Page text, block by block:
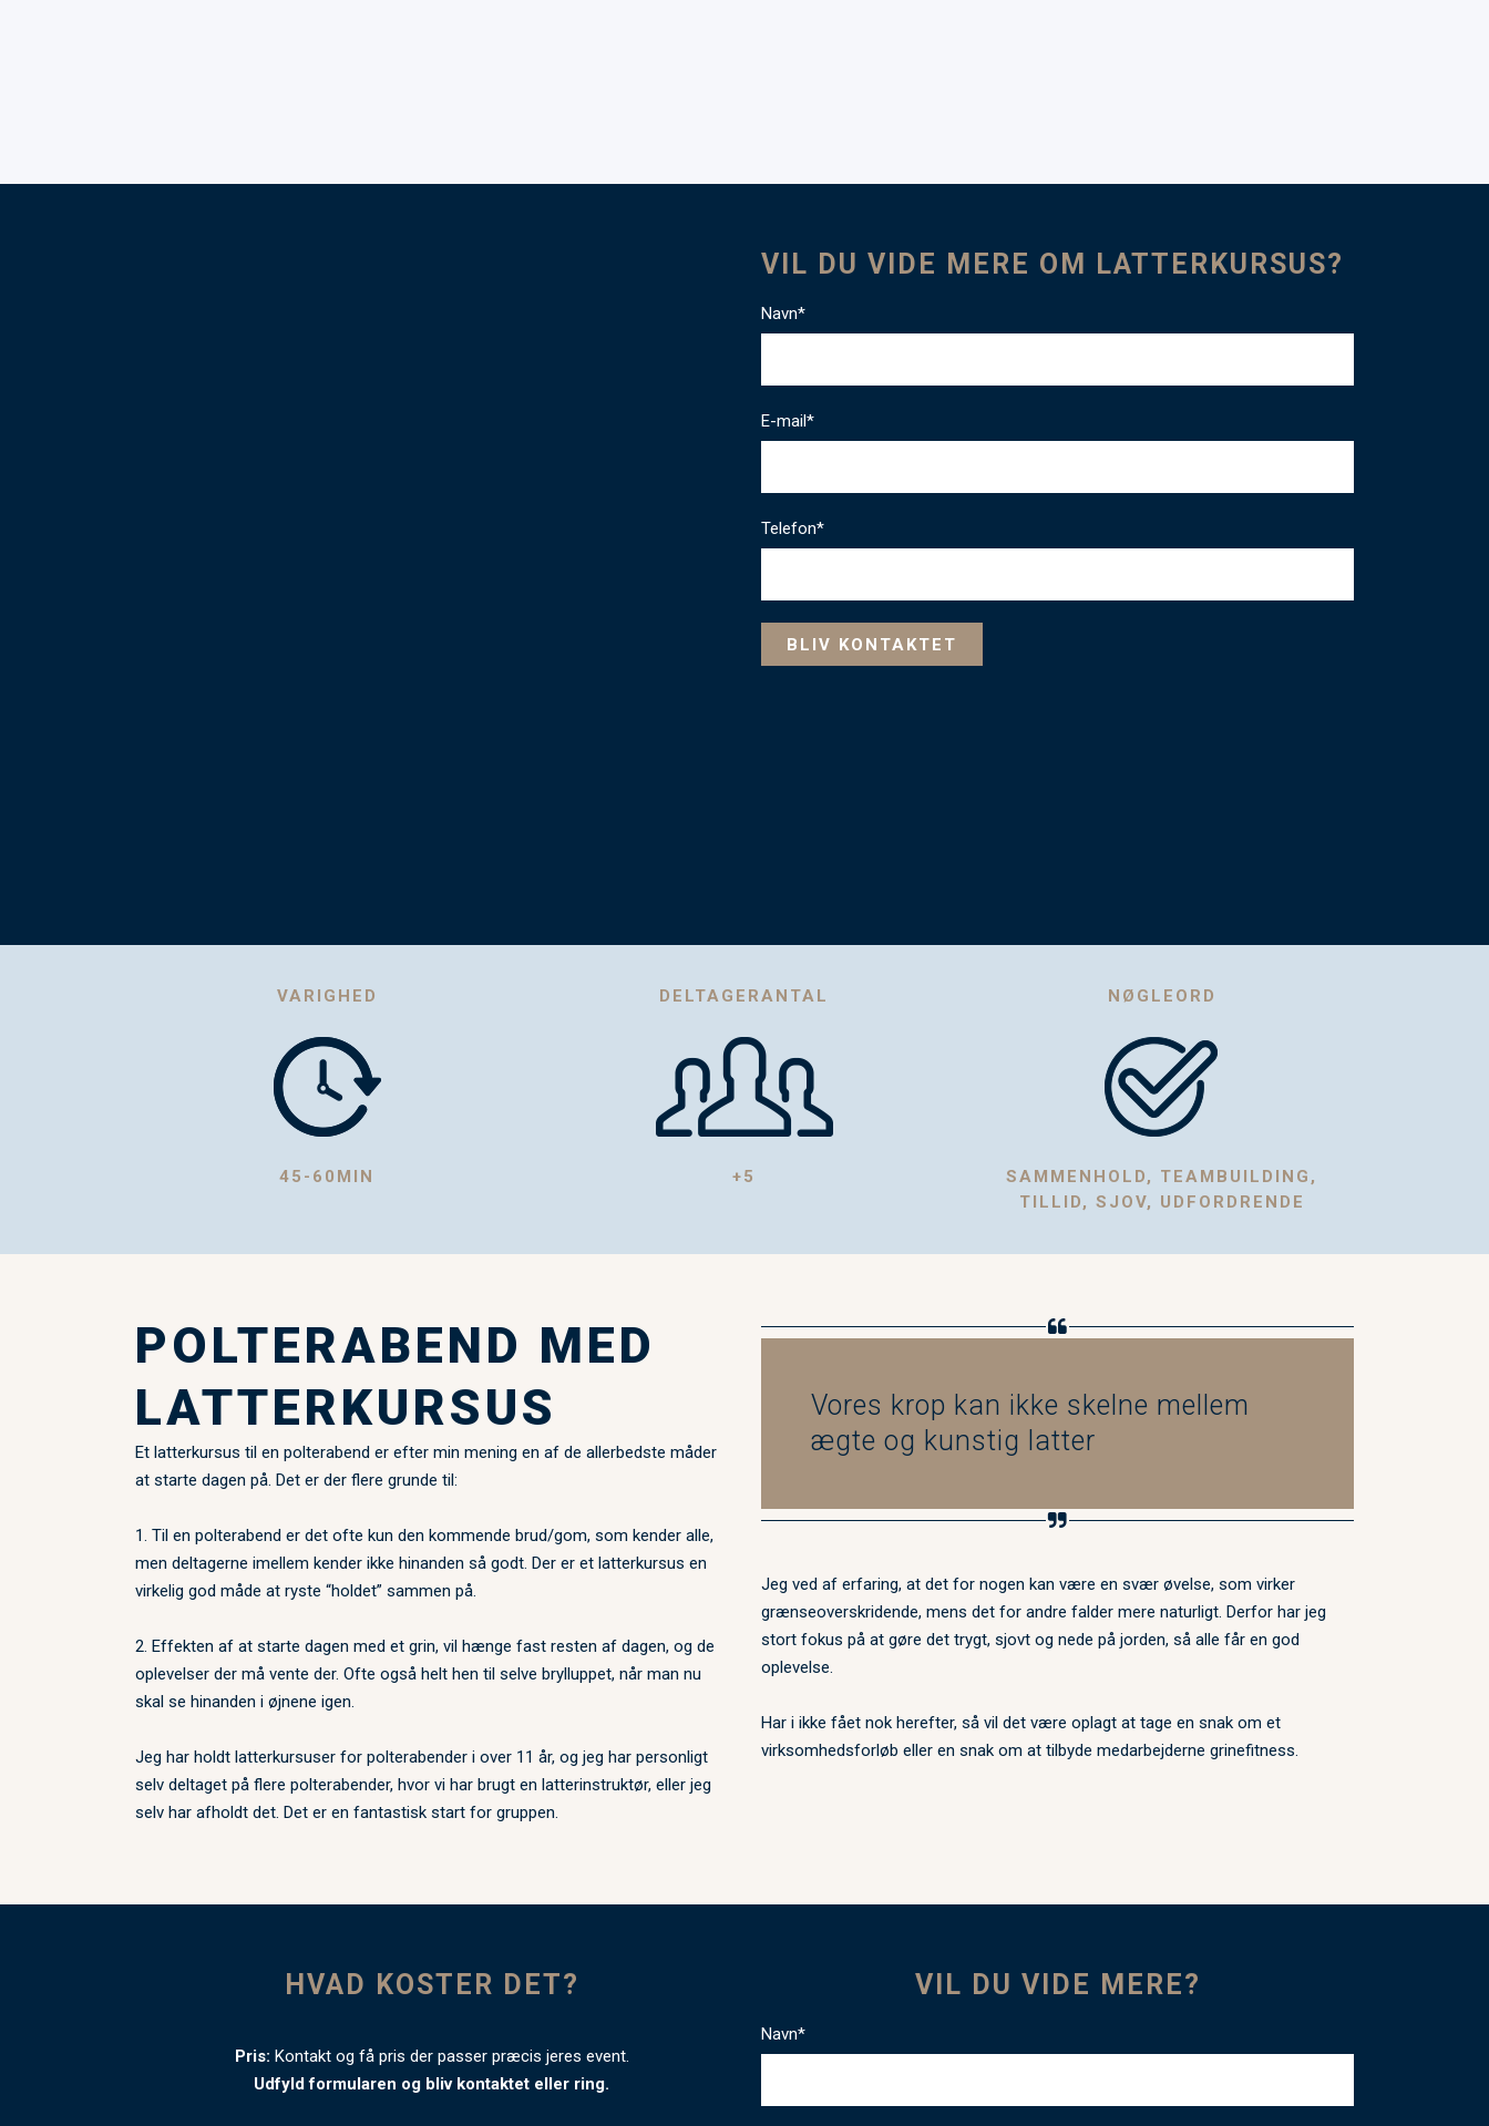
VIL DU VIDE MERE OM LATTERKURSUS?
Navn*
E-mail*
Telefon*
VARIGHED
45-60MIN
DELTAGERANTAL
+5
NØGLEORD
SAMMENHOLD, TEAMBUILDING,
TILLID, SJOV, UDFORDRENDE
POLTERABEND MED
LATTERKURSUS
Et latterkursus til en polterabend er efter min mening en af de allerbedste måder
at starte dagen på. Det er der flere grunde til:
1. Til en polterabend er det ofte kun den kommende brud/gom, som kender alle,
men deltagerne imellem kender ikke hinanden så godt. Der er et latterkursus en
virkelig god måde at ryste “holdet” sammen på.
2. Effekten af at starte dagen med et grin, vil hænge fast resten af dagen, og de
oplevelser der må vente der. Ofte også helt hen til selve brylluppet, når man nu
skal se hinanden i øjnene igen.
Jeg har holdt latterkursuser for polterabender i over 11 år, og jeg har personligt
selv deltaget på flere polterabender, hvor vi har brugt en latterinstruktør, eller jeg
selv har afholdt det. Det er en fantastisk start for gruppen.
Vores krop kan ikke skelne mellem
ægte og kunstig latter
Jeg ved af erfaring, at det for nogen kan være en svær øvelse, som virker
grænseoverskridende, mens det for andre falder mere naturligt. Derfor har jeg
stort fokus på at gøre det trygt, sjovt og nede på jorden, så alle får en god
oplevelse.
Har i ikke fået nok herefter, så vil det være oplagt at tage en snak om et
virksomhedsforløb eller en snak om at tilbyde medarbejderne grinefitness.
HVAD KOSTER DET?
Pris: Kontakt og få pris der passer præcis jeres event.
Udfyld formularen og bliv kontaktet eller ring.
VIL DU VIDE MERE?
Navn*